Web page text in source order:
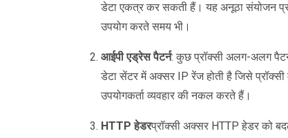
डेटा एकत्र कर सकती हैं। यह अनूठा संयोजन
उपयोग करते समय भी।
आईपी एड्रेस पैटर्न: कुछ प्रॉक्सी अलग-अलग
डेटा सेंटर में अक्सर IP रेंज होती है जिसे प्रॉक्सी
उपयोगकर्ता व्यवहार की नकल करते हैं।
HTTP हेडरप्रॉक्सी अक्सर HTTP हेडर को